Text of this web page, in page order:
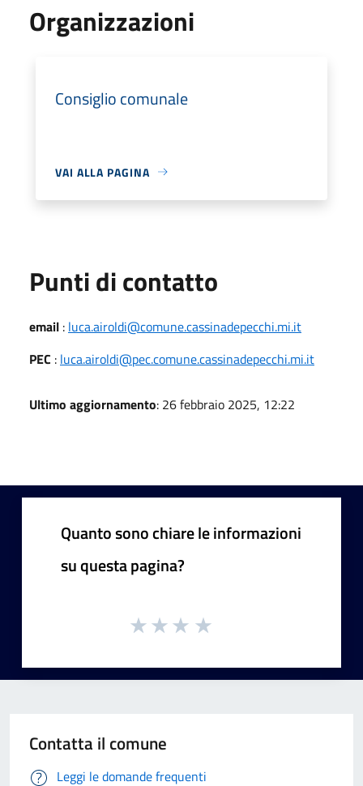
Organizzazioni
Consiglio comunale
VAI ALLA PAGINA
Punti di contatto
email : luca.airoldi@comune.cassinadepecchi.mi.it
PEC : luca.airoldi@pec.comune.cassinadepecchi.mi.it
Ultimo aggiornamento: 26 febbraio 2025, 12:22
Quanto sono chiare le informazioni
su questa pagina?
Contatta il comune
Leggi le domande frequenti